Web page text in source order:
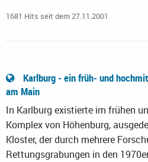
1681 Hits seit dem 27.11.2001
Karlburg - ein früh- und
am Main
In Karlburg existierte im frühen
Komplex von Höhenburg,
Kloster, der durch mehrere
Rettungsgrabungen in den